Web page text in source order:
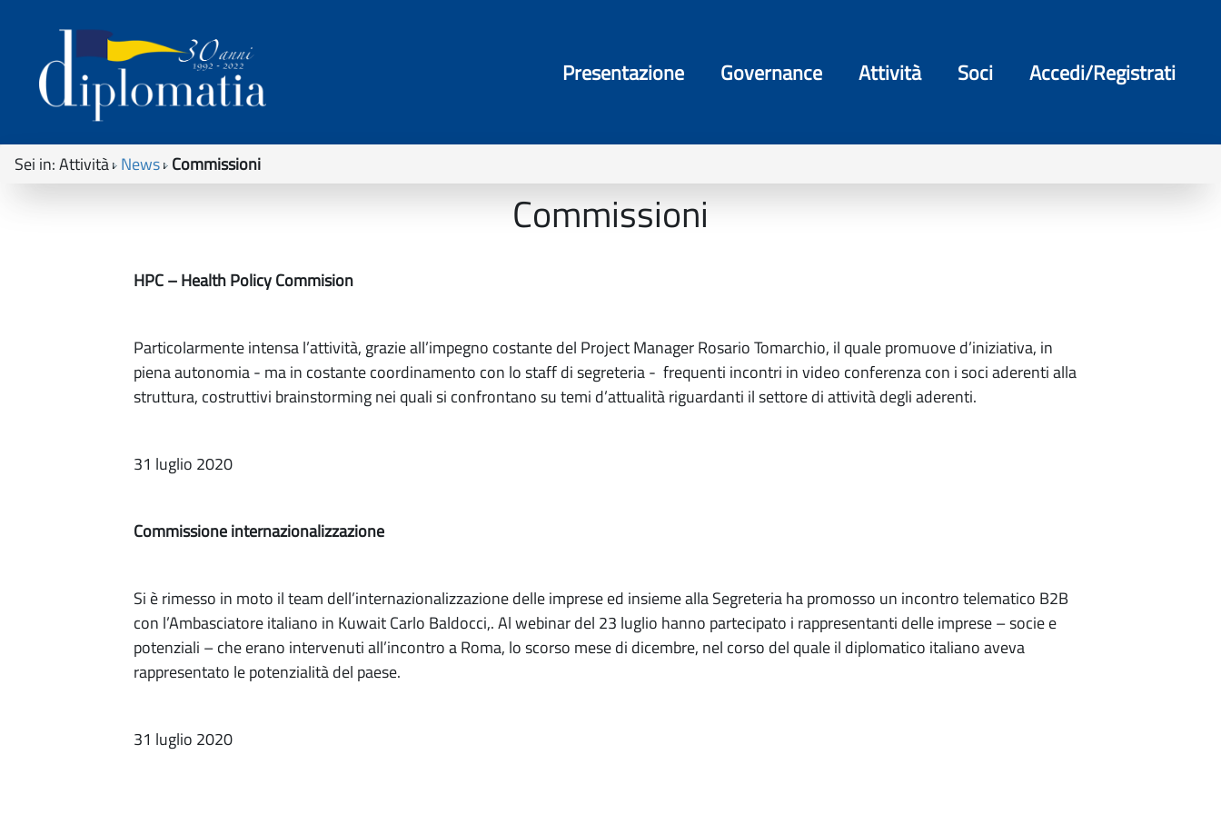
Presentazione Governance Attività Soci Accedi/Registrati
Sei in:Attività News Commissioni
Commissioni
HPC – Health Policy Commision
Particolarmente intensa l’attività, grazie all’impegno costante del Project Manager Rosario Tomarchio, il quale promuove d’iniziativa, in
piena autonomia - ma in costante coordinamento con lo staff di segreteria - frequenti incontri in video conferenza con i soci aderenti alla
struttura, costruttivi brainstorming nei quali si confrontano su temi d’attualità riguardanti il settore di attività degli aderenti.
31 luglio 2020
Commissione internazionalizzazione
Si è rimesso in moto il team dell’internazionalizzazione delle imprese ed insieme alla Segreteria ha promosso un incontro telematico B2B
con l’Ambasciatore italiano in Kuwait Carlo Baldocci,. Al webinar del 23 luglio hanno partecipato i rappresentanti delle imprese – socie e
potenziali – che erano intervenuti all’incontro a Roma, lo scorso mese di dicembre, nel corso del quale il diplomatico italiano aveva
rappresentato le potenzialità del paese.
31 luglio 2020